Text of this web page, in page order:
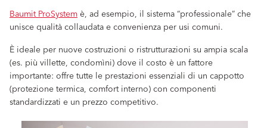
Baumit ProSystemè, ad esempio, il sistema “professionale” che
unisce qualità collaudata e convenienza per usi comuni.
È ideale per nuove costruzioni o ristrutturazioni su ampia scala
(es. più villette, condomìni) dove il costo è un fattore
importante: offre tutte le prestazioni essenziali di un cappotto
(protezione termica, comfort interno) con componenti
standardizzati e un prezzo competitivo.